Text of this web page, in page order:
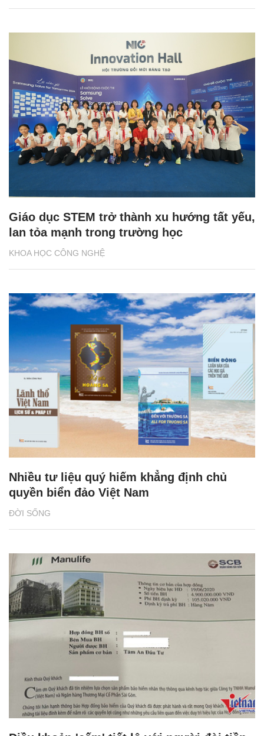
KHOA HỌC CÔNG NGHỆ
Giáo dục STEM trở thành xu hướng tất yếu,
lan tỏa mạnh trong trường học
ĐỜI SỐNG
Nhiều tư liệu quý hiếm khẳng định chủ
quyền biển đảo Việt Nam